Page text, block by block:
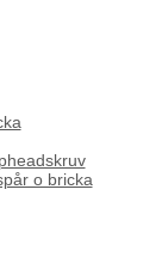
o bricka
A T6ST
A T6ST